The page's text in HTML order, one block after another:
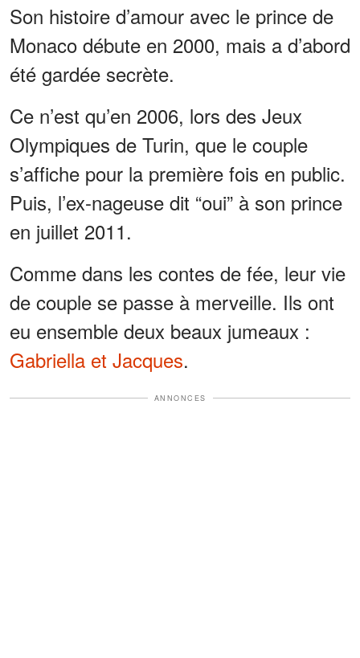
Son histoire d’amour avec le prince de
Monaco débute en 2000, mais a d’abord
été gardée secrète.
Ce n’est qu’en 2006, lors des Jeux
Olympiques de Turin, que le couple
s’affiche pour la première fois en public.
Puis, l’ex-nageuse dit “oui” à son prince
en juillet 2011.
Comme dans les contes de fée, leur vie
de couple se passe à merveille. Ils ont
eu ensemble deux beaux jumeaux :
Gabriella et Jacques.
ANNONCES